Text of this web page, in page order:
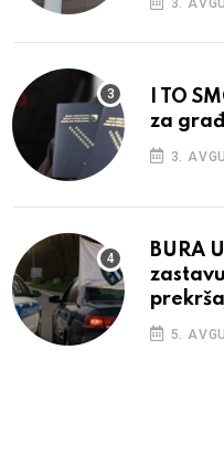
I TO
za
3.
BURA
5.